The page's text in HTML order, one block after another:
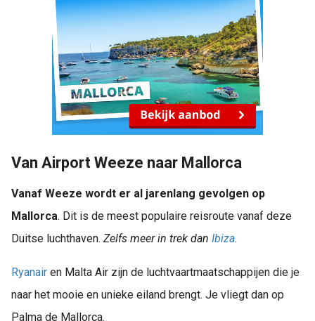
Van Airport Weeze naar Mallorca
Vanaf Weeze wordt er al jarenlang gevolgen op
Mallorca. Dit is de meest populaire reisroute vanaf deze
Duitse luchthaven. Zelfs meer in trek dan Ibiza.
Ryanair en Malta Air zijn de luchtvaartmaatschappijen die je
naar het mooie en unieke eiland brengt. Je vliegt dan op
Palma de Mallorca.